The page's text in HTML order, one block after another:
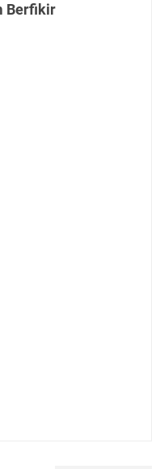
Berfikir